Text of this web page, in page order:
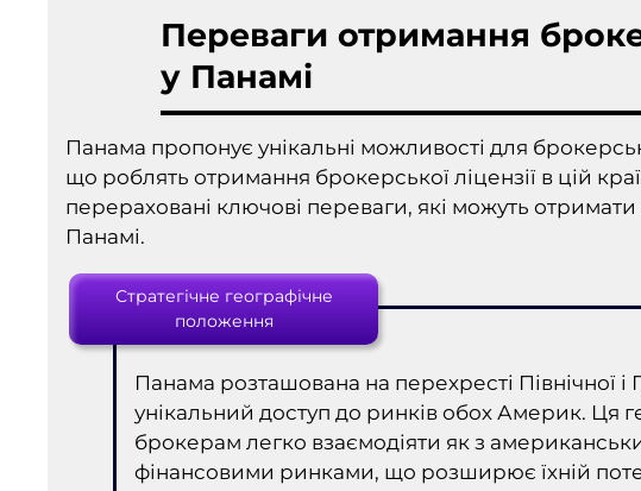
Переваги отримання
у Панамі
Панама пропонує унікальні можливості для
що роблять отримання брокерської ліцензії в цій
перераховані ключові переваги, які можуть
Панамі.
Стратегічне географічне
положення
Панама розташована на перехресті Північної
унікальний доступ до ринків обох Америк. Ця
брокерам легко взаємодіяти як з
фінансовими ринками, що розширює їхній